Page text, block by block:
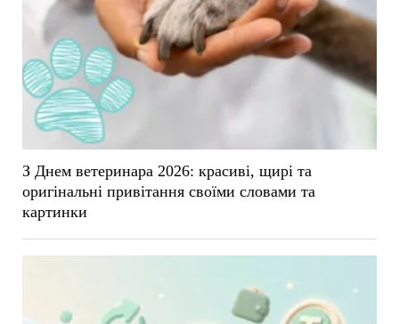
З Днем ветеринара 2026: красиві, щирі та
оригінальні привітання своїми словами та
картинки